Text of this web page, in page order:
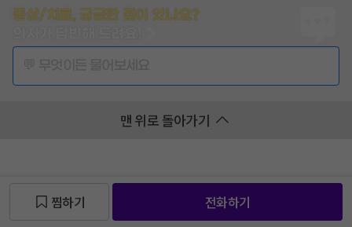
증상/치료, 궁금한 점이 있나요?
맨 위로 돌아가기
찜하기 전화하기